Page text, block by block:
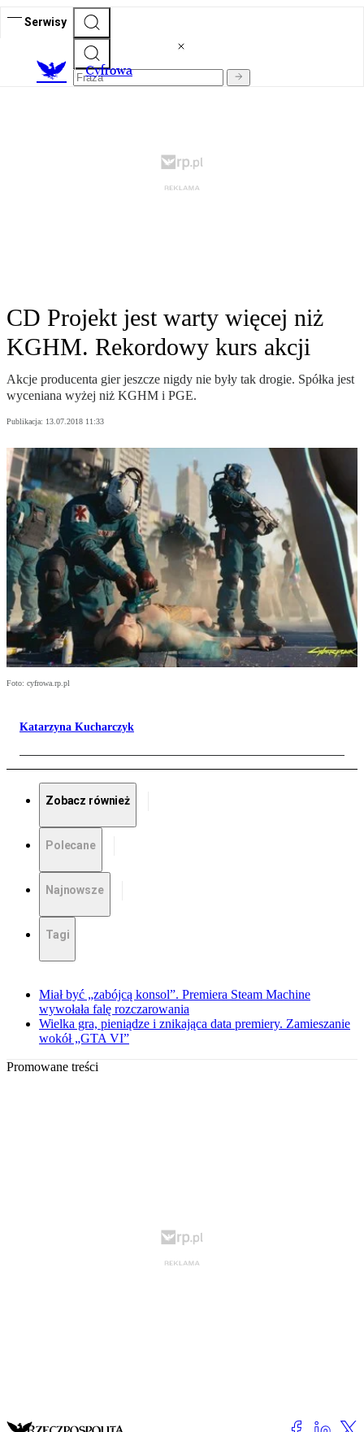
Serwisy
Cyfrowa
CD Projekt jest warty więcej niż
KGHM. Rekordowy kurs akcji
Akcje producenta gier jeszcze nigdy nie były tak drogie. Spółka jest
wyceniana wyżej niż KGHM i PGE.
Publikacja: 13.07.2018 11:33
Foto: cyfrowa.rp.pl
Katarzyna Kucharczyk
Zobacz również
Polecane
Najnowsze
Tagi
Miał być „zabójcą konsol”. Premiera Steam Machine
wywołała falę rozczarowania
Wielka gra, pieniądze i znikająca data premiery. Zamieszanie
wokół „GTA VI”
Promowane treści